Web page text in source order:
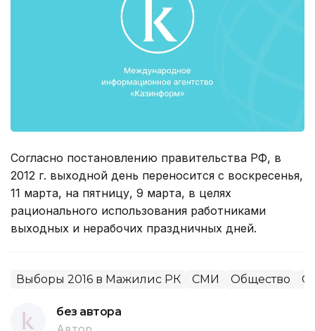
Согласно постановлению правительства РФ, в
2012 г. выходной день переносится с воскресенья,
11 марта, на пятницу, 9 марта, в целях
рационального использования работниками
выходных и нерабочих праздничных дней.
Выборы 2016 в Мажилис РК СМИ Общество
без автора